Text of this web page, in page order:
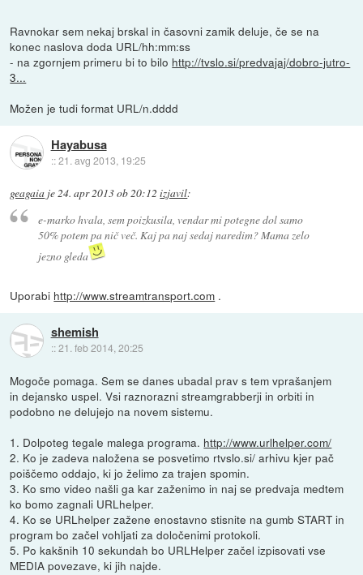
Ravnokar sem nekaj brskal in časovni zamik deluje, če se na
konec naslova doda URL/hh:mm:ss
- na zgornjem primeru bi to bilo http://tvslo.si/predvajaj/dobro-jutro-
3...
Možen je tudi format URL/n.dddd
Hayabusa
::21. avg 2013, 19:25
geagaia je 24. apr 2013 ob 20:12 izjavil:
e-marko hvala, sem poizkusila, vendar mi potegne dol samo
50% potem pa nič več. Kaj pa naj sedaj naredim? Mama zelo
jezno gleda
Uporabi http://www.streamtransport.com .
shemish
::21. feb 2014, 20:25
Mogoče pomaga. Sem se danes ubadal prav s tem vprašanjem
in dejansko uspel. Vsi raznorazni streamgrabberji in orbiti in
podobno ne delujejo na novem sistemu.
1. Dolpoteg tegale malega programa. http://www.urlhelper.com/
2. Ko je zadeva naložena se posvetimo rtvslo.si/ arhivu kjer pač
poiščemo oddajo, ki jo želimo za trajen spomin.
3. Ko smo video našli ga kar zaženimo in naj se predvaja medtem
ko bomo zagnali URLhelper.
4. Ko se URLhelper zažene enostavno stisnite na gumb START in
program bo začel vohljati za določenimi protokoli.
5. Po kakšnih 10 sekundah bo URLHelper začel izpisovati vse
MEDIA povezave, ki jih najde.